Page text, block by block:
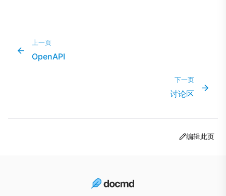
上一页
OpenAPI
下一页
讨论区
编辑此页